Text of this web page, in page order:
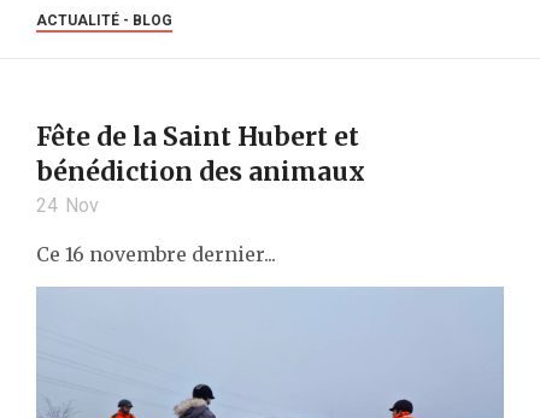
ACTUALITÉ - BLOG
Fête de la Saint Hubert et
bénédiction des animaux
24 Nov
Ce 16 novembre dernier...